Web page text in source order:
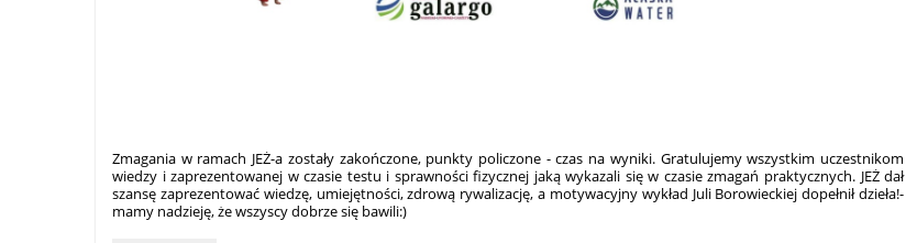
Zmagania w ramach JEŻ-a zostały zakończone, punkty policzone - czas na wyniki. Gratulujemy wszystkim uczestnikom
wiedzy i zaprezentowanej w czasie testu i sprawności fizycznej jaką wykazali się w czasie zmagań praktycznych. JEŻ dał
szansę zaprezentować wiedzę, umiejętności, zdrową rywalizację, a motywacyjny wykład Juli Borowieckiej dopełnił dzieła!-
mamy nadzieję, że wszyscy dobrze się bawili:)